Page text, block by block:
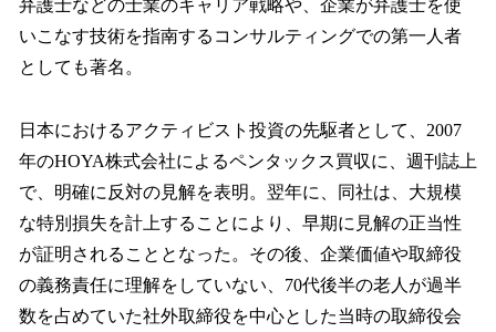
弁護士などの士業のキャリア戦略や、企業が弁護士を使
いこなす技術を指南するコンサルティングでの第一人者
としても著名。
日本におけるアクティビスト投資の先駆者として、2007
年のHOYA株式会社によるペンタックス買収に、週刊誌上
で、明確に反対の見解を表明。翌年に、同社は、大規模
な特別損失を計上することにより、早期に見解の正当性
が証明されることとなった。その後、企業価値や取締役
の義務責任に理解をしていない、70代後半の老人が過半
数を占めていた社外取締役を中心とした当時の取締役会